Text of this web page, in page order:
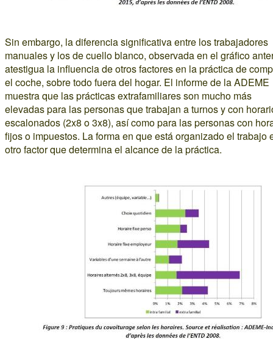
Sin embargo, la diferencia significativa entre los trabajadores
manuales y los de cuello blanco, observada en el gráfico
atestigua la influencia de otros factores en la práctica de
el coche, sobre todo fuera del hogar. El informe de la ADEME
muestra que las prácticas extrafamiliares son mucho más
elevadas para las personas que trabajan a turnos y con
escalonados (2x8 o 3x8), así como para las personas con
fijos o impuestos. La forma en que está organizado el trabajo
otro factor que determina el alcance de la práctica.